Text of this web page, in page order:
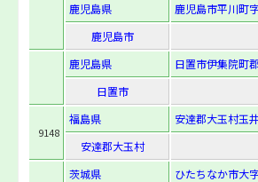
鹿児島県
鹿児島市平川町
鹿児島市
鹿児島県
日置市伊集院町
日置市
9148
福島県
安達郡大玉村玉
安達郡大玉村
茨城県
ひたちなか市大